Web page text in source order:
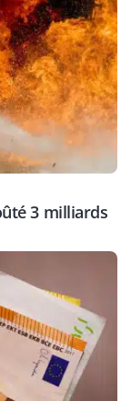
3 milliards